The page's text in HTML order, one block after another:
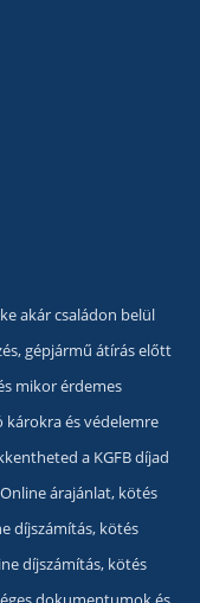
akár családon belül
gépjármű átírás előtt
mikor érdemes
károkra és védelemre
a KGFB díjad
árajánlat, kötés
díjszámítás, kötés
díjszámítás, kötés